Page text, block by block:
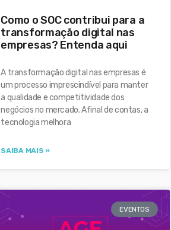
Como o SOC contribui para a
transformação digital nas
empresas? Entenda aqui
A transformação digital nas empresas é
um processo imprescindível para manter
a qualidade e competitividade dos
negócios no mercado. Afinal de contas, a
tecnologia melhora
SAIBA MAIS »
EVENTOS